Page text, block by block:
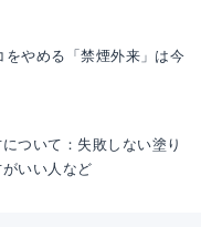
をやめる「禁煙外来」は今
ついて：失敗しない塗り
いい人など